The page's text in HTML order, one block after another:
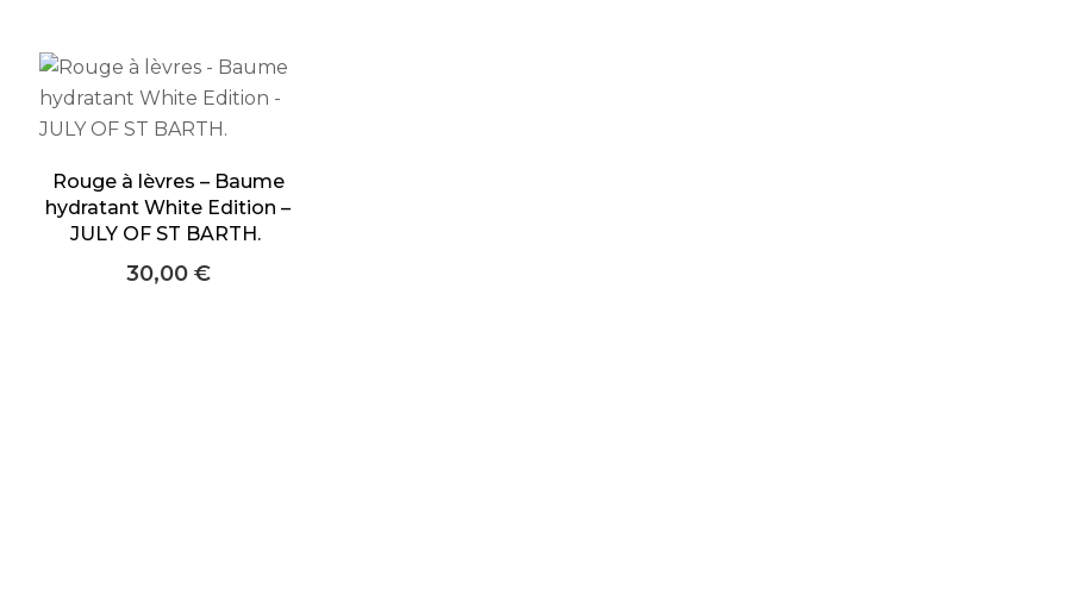
Rouge à lèvres – Baume
hydratant White Edition –
JULY OF ST BARTH.
30,00 €